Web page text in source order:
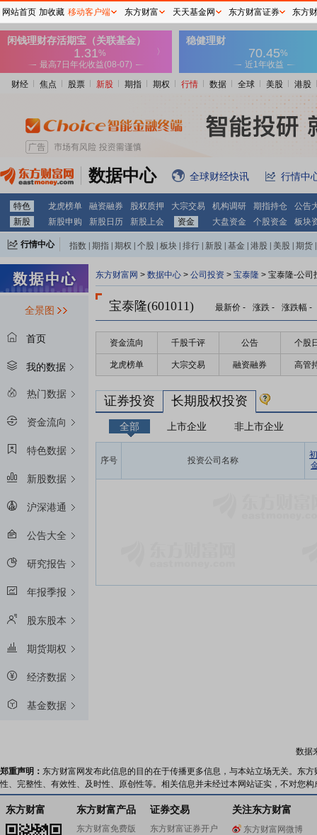
财经 焦点 股票 新股 期指 期权 行情 数据 全球 美股 港股
数据中心 全球财经快讯 行情中
特色 龙虎榜单 融资融券 股权质押 大宗交易 机构调研 期指持仓
公告
新股
新股申购 新股日历 新股上会 资金 大盘资金 个股资金 板块
行情中心 指数 期指 期权 个股 板块 排行 新股 基金 港股 美股 期货
全景图
首页
我的数据
热门数据
资金流向
特色数据
新股数据
沪深港通
公告大全
研究报告
年报季报
股东股本
期货期权
经济数据
基金数据
东方财富网 > 数据中心 > 公司投资 > 宝泰隆 > 宝泰隆-公司
宝泰隆(601011) 最新价 - 涨跌 - 涨跌幅 -
资金流向 千股千评 公告 个股
龙虎榜单 大宗交易 融资融券 高管
证券投资 长期股权投资
全部 上市企业 非上市企业
序号 投资公司名称
数据
郑重声明： 东方财富网发布此信息的目的在于传播更多信息，与本站立场无关。东
性、完整性、有效性、及时性、原创性等。相关信息并未经过本网站证实，不对您
东方财富 东方财富产品
东方财富免费版
证券交易
东方财富证券开户
关注东方财富
东方财富网微博
网站首页 加收藏 移动客户端 东方财富 天天基金网 东方财富证券 东方